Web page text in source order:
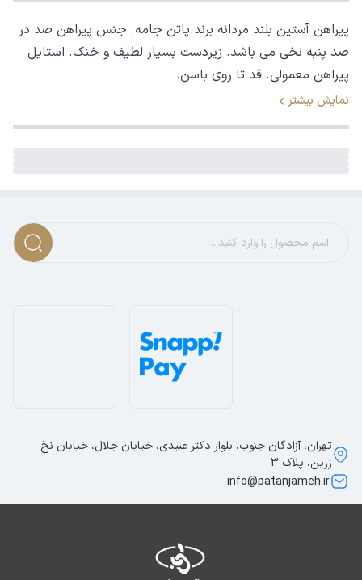
پیراهن آستین بلند مردانه برند پاتن جامه. جنس پیراهن صد در
صد پنبه نخی می باشد. زیردست بسیار لطیف و خنک. استایل
پیراهن معمولی. قد تا روی باسن.
نمایش بیشتر
تهران، آزادگان جنوب، بلوار دکتر عبیدی، خیابان جلال، خیابان نخ
زرین، پلاک 3
info@patanjameh.ir